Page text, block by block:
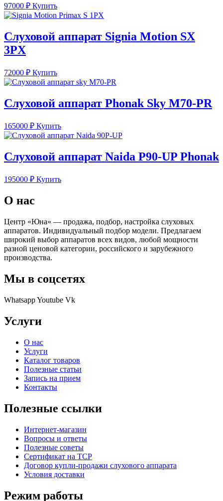
97000 ₽ Купить
Слуховой аппарат Signia Motion SX
3PX
72000 ₽ Купить
Слуховой аппарат Phonak Sky M70-PR
165000 ₽ Купить
Слуховой аппарат Naida P90-UP Phonak
195000 ₽ Купить
О нас
Центр «Юна» — продажа, подбор, настройка слуховых
аппаратов. Индивидуальный подбор модели. Предлагаем
широкий выбор аппаратов всех видов, любой мощности
разной ценовой категории, российского и зарубежного
производства.
Мы в соцсетях
WhatsappYoutube Vk
Услуги
О нас
Услуги
Каталог товаров
Полезные статьи
Запись на прием
Контакты
Полезные ссылки
Интернет-магазин
Вопросы и ответы
Полезные советы
Сертификат на ТСР
Договор купли-продажи слухового аппарата
Условия доставки
Режим работы